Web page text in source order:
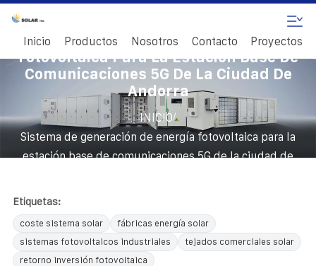
Inicio Productos Nosotros Contacto Proyectos
Sistema De Generación De Energía
Fotovoltaica Para La Estación Base De
Comunicaciones 5G De La Ciudad De
Andorra
INICIO/
Sistema de generación de energía fotovoltaica para la
estación base de comunicaciones 5G de la ciudad de
Etiquetas:
coste sistema solar
fábricas energía solar
sistemas fotovoltaicos industriales
tejados comerciales solar
retorno inversión fotovoltaica